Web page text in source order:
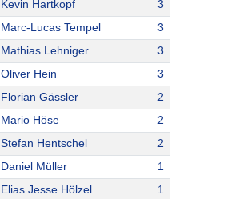
Kevin Hartkopf
3
Marc-Lucas Tempel
3
Mathias Lehniger
3
Oliver Hein
3
Florian Gässler
2
Mario Höse
2
Stefan Hentschel
2
Daniel Müller
1
Elias Jesse Hölzel
1